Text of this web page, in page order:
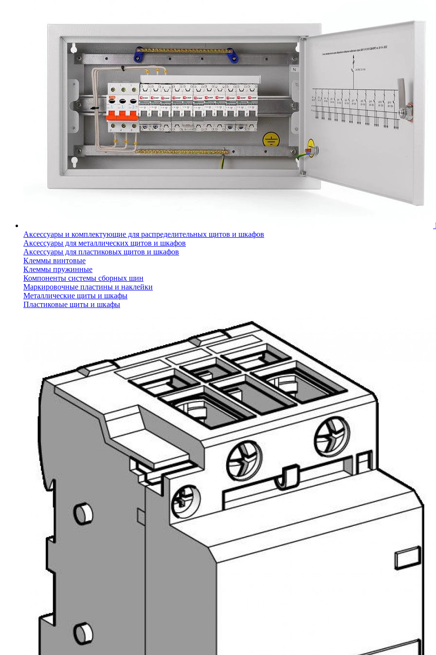
Аксессуары и комплектующие для распределительных щитов и шкафов
Аксессуары для металлических щитов и шкафов
Аксессуары для пластиковых щитов и шкафов
Клеммы винтовые
Клеммы пружинные
Компоненты системы сборных шин
Маркировочные пластины и наклейки
Металлические щиты и шкафы
Пластиковые щиты и шкафы